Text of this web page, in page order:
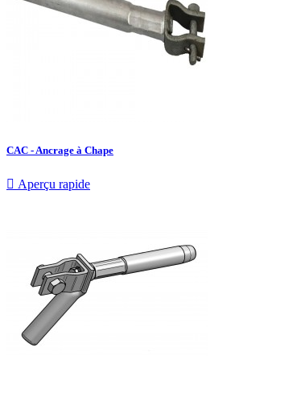
CAC - Ancrage à Chape
 Aperçu rapide